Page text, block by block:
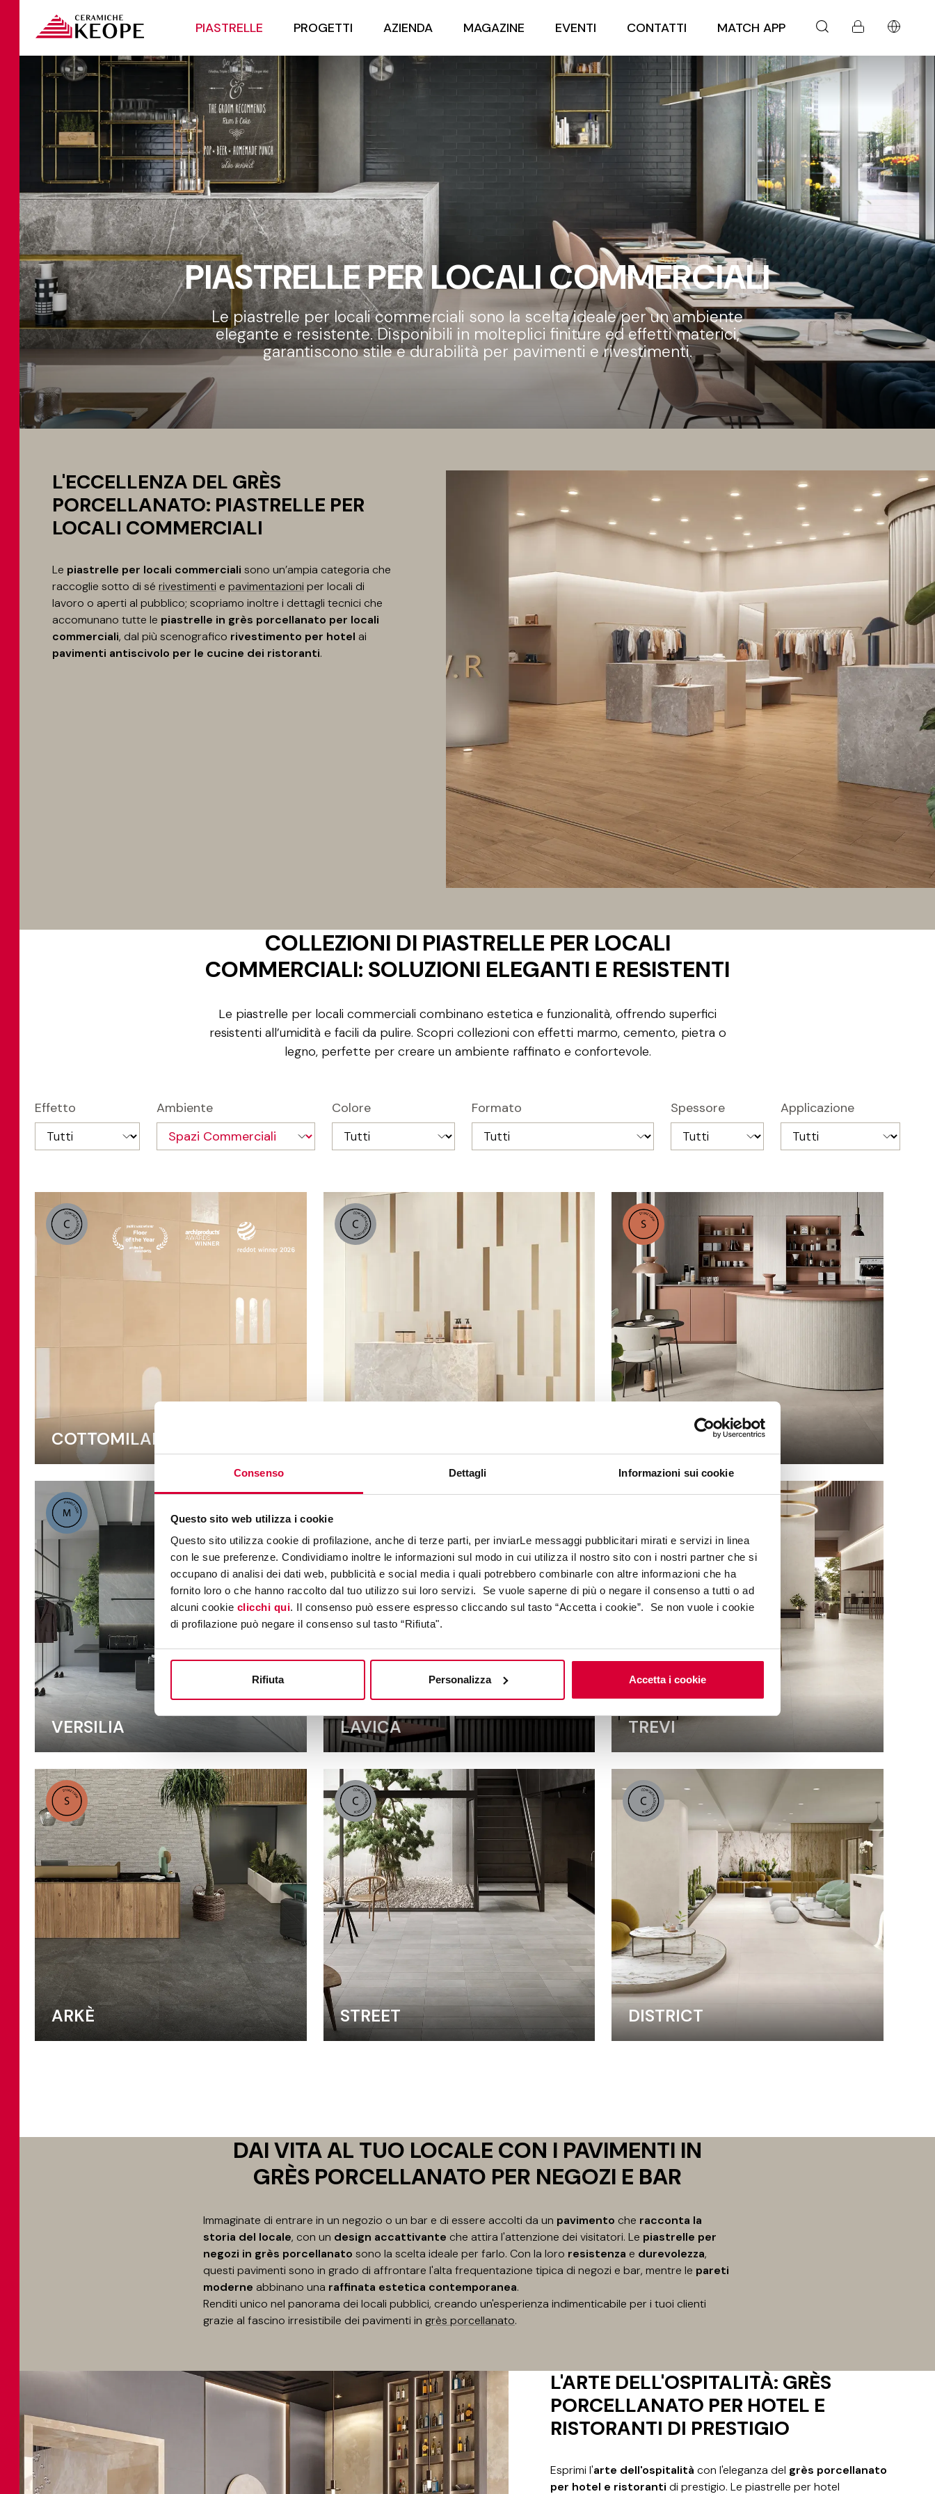
Consenso Dettagli Informazioni sui cookie
Questo sito web utilizza i cookie
Questo sito utilizza cookie di profilazione, anche di terze parti, per inviarLe messaggi pubblicitari mirati e servizi in linea
con le sue preferenze. Condividiamo inoltre le informazioni sul modo in cui utilizza il nostro sito con i nostri partner che si
occupano di analisi dei dati web, pubblicità e social media i quali potrebbero combinarle con altre informazioni che ha
fornito loro o che hanno raccolto dal tuo utilizzo sui loro servizi. Se vuole saperne di più o negare il consenso a tutti o ad
alcuni cookie clicchi qui. Il consenso può essere espresso cliccando sul tasto “Accetta i cookie”. Se non vuole i cookie
di profilazione può negare il consenso sul tasto “Rifiuta".
Rifiuta Personalizza Accetta i cookie
PIASTRELLE PROGETTI AZIENDA MAGAZINE EVENTI CONTATTI MATCH APP
PIASTRELLE PER LOCALI COMMERCIALI
Le piastrelle per locali commerciali sono la scelta ideale per un ambiente
elegante e resistente. Disponibili in molteplici finiture ed effetti materici,
garantiscono stile e durabilità per pavimenti e rivestimenti.
L'ECCELLENZA DEL GRÈS
PORCELLANATO: PIASTRELLE PER
LOCALI COMMERCIALI
Le piastrelle per locali commerciali sono un’ampia categoria che
raccoglie sotto di sérivestimenti epavimentazioni per locali di
lavoro o aperti al pubblico; scopriamo inoltre i dettagli tecnici che
accomunano tutte le piastrelle in grès porcellanato per locali
commerciali, dal più scenografico rivestimento per hotel ai
pavimenti antiscivolo per le cucine dei ristoranti.
COLLEZIONI DI PIASTRELLE PER LOCALI
COMMERCIALI: SOLUZIONI ELEGANTI E RESISTENTI
Le piastrelle per locali commerciali combinano estetica e funzionalità, offrendo superfici
resistenti all’umidità e facili da pulire. Scopri collezioni con effetti marmo, cemento, pietra o
legno, perfette per creare un ambiente raffinato e confortevole.
Effetto Ambiente Colore Formato Spessore Applicazione
COTTOMILANO
VERSILIA LAVICA TREVI
ARKÈ STREET DISTRICT
DAI VITA AL TUO LOCALE CON I PAVIMENTI IN
GRÈS PORCELLANATO PER NEGOZI E BAR
Immaginate di entrare in un negozio o un bar e di essere accolti da un pavimento che racconta la
storia del locale, con un design accattivante che attira l'attenzione dei visitatori. Le piastrelle per
negozi in grès porcellanato sono la scelta ideale per farlo. Con la loro resistenza e durevolezza,
questi pavimenti sono in grado di affrontare l'alta frequentazione tipica di negozi e bar, mentre le pareti
moderne abbinano una raffinata estetica contemporanea.
Renditi unico nel panorama dei locali pubblici, creando un'esperienza indimenticabile per i tuoi clienti
grazie al fascino irresistibile dei pavimenti in grès porcellanato.
L'ARTE DELL'OSPITALITÀ: GRÈS
PORCELLANATO PER HOTEL E
RISTORANTI DI PRESTIGIO
Esprimi l'arte dell'ospitalità con l'eleganza del grès porcellanato
per hotel e ristoranti di prestigio. Le piastrelle per hotel